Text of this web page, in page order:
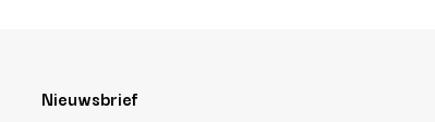
Nieuwsbrief